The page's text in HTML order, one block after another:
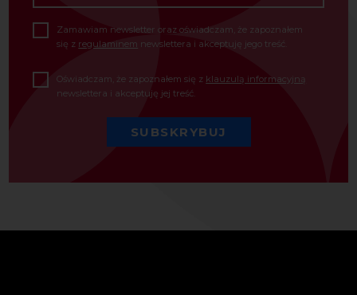
Zamawiam newsletter oraz oświadczam, że zapoznałem
się z regulaminem newslettera i akceptuję jego treść.
Oświadczam, że zapoznałem się z klauzulą informacyjną
newslettera i akceptuję jej treść.
SUBSKRYBUJ